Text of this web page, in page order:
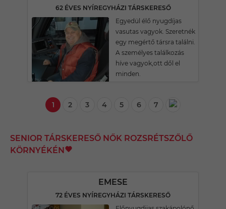
62 ÉVES NYÍREGYHÁZI TÁRSKERESŐ
Egyedül élő nyugdíjas
vasutas vagyok. Szeretnék
egy megértő társra találni.
A személyes találkozás
híve vagyok,ott dől el
minden.
1 2 3 4 5 6 7
SENIOR TÁRSKERESŐ NŐK ROZSRÉTSZŐLŐ
KÖRNYÉKÉN
EMESE
72 ÉVES NYÍREGYHÁZI TÁRSKERESŐ